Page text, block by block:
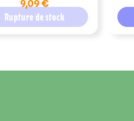
9,09 €
Rupture de stock add_circle_outline